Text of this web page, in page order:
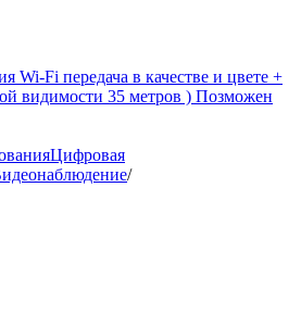
Wi-Fi передача в качестве и цвете +
видимости 35 метров ) Позможен
Цифровая
/